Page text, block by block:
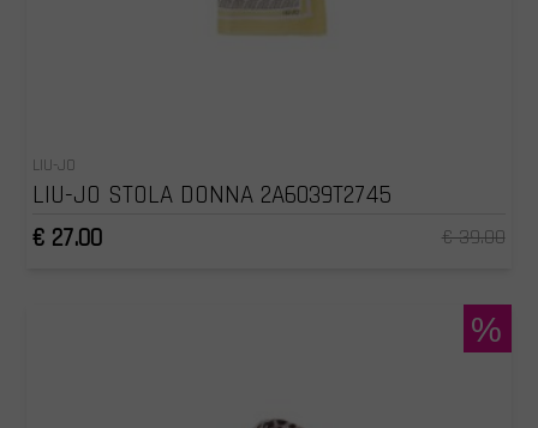
LIU-JO
LIU-JO STOLA DONNA 2A6039T2745
€ 27.00
€ 39.00
%